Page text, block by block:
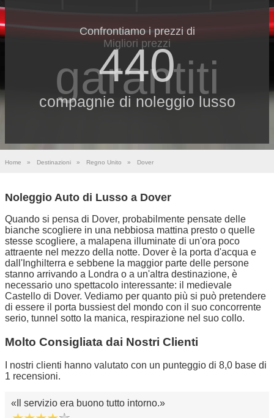
Confrontiamo i prezzi di
440
compagnie di noleggio lusso
Migliori prezzi
garantiti
Home » Destinazioni » Regno Unito » Dover
Noleggio Auto di Lusso a Dover
Quando si pensa di Dover, probabilmente pensate delle
bianche scogliere in una nebbiosa mattina presto o quelle
stesse scogliere, a malapena illuminate di un'ora poco
attraente nel mezzo della notte. Dover è la porta d'acqua e
dall'Inghilterra e sebbene la maggior parte delle persone
stanno arrivando a Londra o a un'altra destinazione, è
necessario uno spettacolo interessante: il medievale
Castello di Dover. Vediamo per quanto più si può pretendere
di essere il porta bussiest del mondo con il suo concorrente
serio, tunnel sotto la manica, respirazione nel suo collo.
Molto Consigliata dai Nostri Clienti
I nostri clienti hanno valutato con un punteggio di 8,0 base di
1 recensioni.
Il servizio era buono tutto intorno.